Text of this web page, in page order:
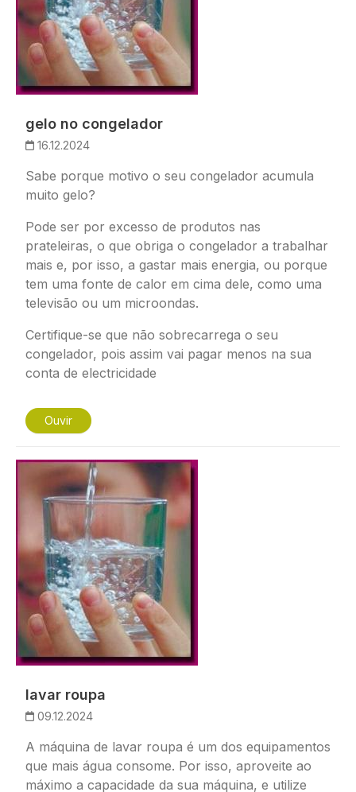
gelo no congelador
16.12.2024
Sabe porque motivo o seu congelador acumula
muito gelo?
Pode ser por excesso de produtos nas
prateleiras, o que obriga o congelador a trabalhar
mais e, por isso, a gastar mais energia, ou porque
tem uma fonte de calor em cima dele, como uma
televisão ou um microondas.
Certifique-se que não sobrecarrega o seu
congelador, pois assim vai pagar menos na sua
conta de electricidade
Ouvir
Imagem
lavar roupa
09.12.2024
A máquina de lavar roupa é um dos equipamentos
que mais água consome. Por isso, aproveite ao
máximo a capacidade da sua máquina, e utilize